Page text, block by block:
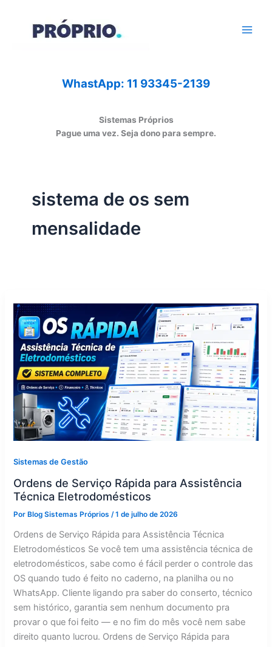
WhastApp: 11 93345-2139
Sistemas Próprios
Pague uma vez. Seja dono para sempre.
sistema de os sem
mensalidade
Sistemas de Gestão
Ordens de Serviço Rápida para Assistência
Técnica Eletrodomésticos
PorBlog Sistemas Próprios/1 de julho de 2026
Ordens de Serviço Rápida para Assistência Técnica
Eletrodomésticos Se você tem uma assistência técnica de
eletrodomésticos, sabe como é fácil perder o controle das
OS quando tudo é feito no caderno, na planilha ou no
WhatsApp. Cliente ligando pra saber do conserto, técnico
sem histórico, garantia sem nenhum documento pra
provar o que foi feito — e no fim do mês você nem sabe
direito quanto lucrou. Ordens de Serviço Rápida para